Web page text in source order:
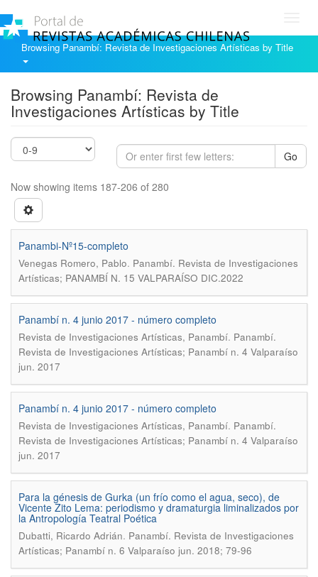
Browsing Panambí: Revista de Investigaciones Artísticas by Title
Browsing Panambí: Revista de
Investigaciones Artísticas by Title
Go
Now showing items 187-206 of 280
Panambi-Nº15-completo
Venegas Romero, Pablo. Panambí. Revista de Investigaciones
Artísticas; PANAMBÍ N. 15 VALPARAÍSO DIC.2022
Panambí n. 4 junio 2017 - número completo
Revista de Investigaciones Artísticas, Panambí. Panambí.
Revista de Investigaciones Artísticas; Panambí n. 4 Valparaíso
jun. 2017
Panambí n. 4 junio 2017 - número completo
Revista de Investigaciones Artísticas, Panambí. Panambí.
Revista de Investigaciones Artísticas; Panambí n. 4 Valparaíso
jun. 2017
Para la génesis de Gurka (un frío como el agua, seco), de
Vicente Zito Lema: periodismo y dramaturgia liminalizados por
la Antropología Teatral Poética
Dubatti, Ricardo Adrián. Panambí. Revista de Investigaciones
Artísticas; Panambí n. 6 Valparaíso jun. 2018; 79-96